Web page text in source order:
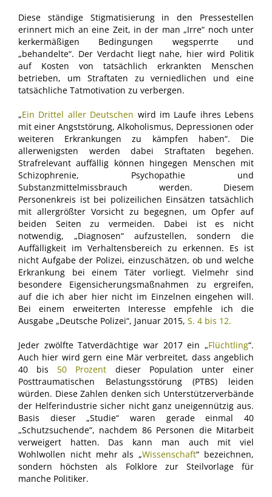
Diese ständige Stigmatisierung in den Pressestellen
erinnert mich an eine Zeit, in der man „Irre“ noch unter
kerkermäßigen Bedingungen wegsperrte und
„behandelte“. Der Verdacht liegt nahe, hier wird Politik
auf Kosten von tatsächlich erkrankten Menschen
betrieben, um Straftaten zu verniedlichen und eine
tatsächliche Tatmotivation zu verbergen.
„Ein Drittel aller Deutschen wird im Laufe ihres Lebens
mit einer Angststörung, Alkoholismus, Depressionen oder
weiteren Erkrankungen zu kämpfen haben“. Die
allerwenigsten werden dabei Straftaten begehen.
Strafrelevant auffällig können hingegen Menschen mit
Schizophrenie, Psychopathie und
Substanzmittelmissbrauch werden. Diesem
Personenkreis ist bei polizeilichen Einsätzen tatsächlich
mit allergrößter Vorsicht zu begegnen, um Opfer auf
beiden Seiten zu vermeiden. Dabei ist es nicht
notwendig, „Diagnosen“ aufzustellen, sondern die
Auffälligkeit im Verhaltensbereich zu erkennen. Es ist
nicht Aufgabe der Polizei, einzuschätzen, ob und welche
Erkrankung bei einem Täter vorliegt. Vielmehr sind
besondere Eigensicherungsmaßnahmen zu ergreifen,
auf die ich aber hier nicht im Einzelnen eingehen will.
Bei einem erweiterten Interesse empfehle ich die
Ausgabe „Deutsche Polizei“, Januar 2015, S. 4 bis 12.
Jeder zwölfte Tatverdächtige war 2017 ein „Flüchtling“.
Auch hier wird gern eine Mär verbreitet, dass angeblich
40 bis 50 Prozent
dieser Population unter einer
Posttraumatischen Belastungsstörung (PTBS) leiden
würden. Diese Zahlen denken sich Unterstützerverbände
der Helferindustrie sicher nicht ganz uneigennützig aus.
Basis dieser „Studie“ waren gerade einmal 40
„Schutzsuchende“, nachdem 86 Personen die Mitarbeit
verweigert hatten. Das kann man auch mit viel
Wohlwollen nicht mehr als „Wissenschaft“ bezeichnen,
sondern höchsten als Folklore zur Steilvorlage für
manche Politiker.